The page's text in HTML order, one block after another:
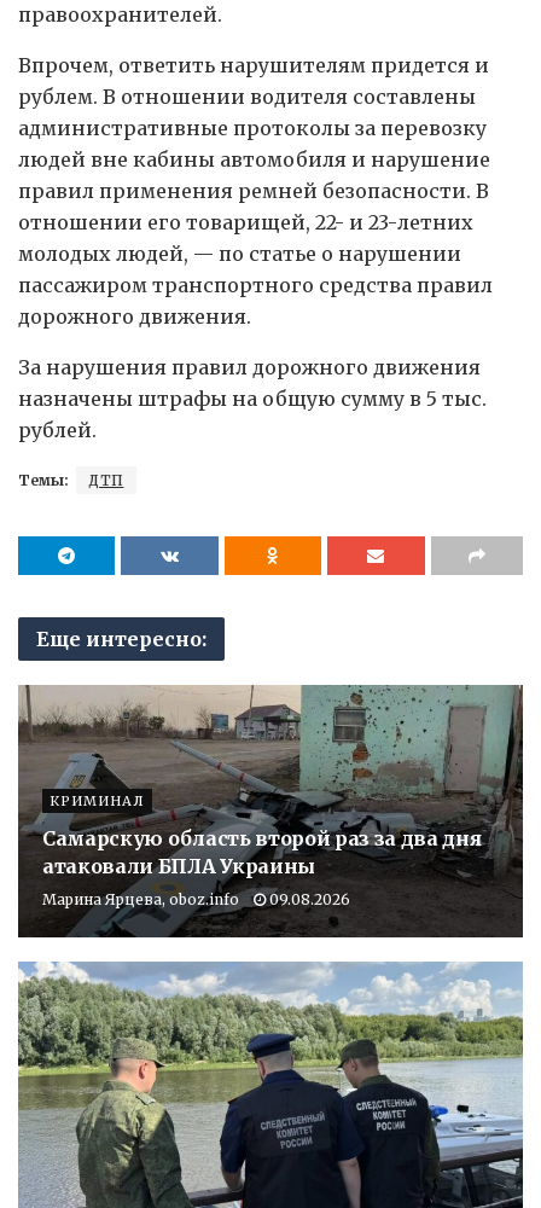
правоохранителей.
Впрочем, ответить нарушителям придется и
рублем. В отношении водителя составлены
административные протоколы за перевозку
людей вне кабины автомобиля и нарушение
правил применения ремней безопасности. В
отношении его товарищей, 22- и 23-летних
молодых людей, — по статье о нарушении
пассажиром транспортного средства правил
дорожного движения.
За нарушения правил дорожного движения
назначены штрафы на общую сумму в 5 тыс.
рублей.
Темы: ДТП
Еще интересно:
КРИМИНАЛ
Самарскую область второй раз за два дня
атаковали БПЛА Украины
Марина Ярцева, oboz.info 09.08.2026